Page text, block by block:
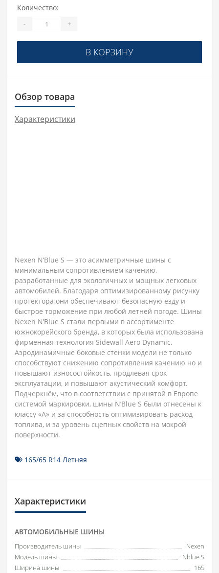
Количество:
- +
В КОРЗИНУ
Обзор товара
Характеристики
Nexen N’Blue S — это асимметричные шины с
минимальным сопротивлением качению,
разработанные для экологичных и мощных легковых
автомобилей. Благодаря оптимизированному рисунку
протектора они обеспечивают безопасную езду и
быстрое торможение при любой летней погоде. Шины
Nexen N’Blue S стали первыми в ассортименте
южнокорейского бренда, в которых была использована
фирменная технология Sidewall Aero Dynamic.
Аэродинамичные боковые стенки модели не только
способствуют снижению сопротивления качению но и
повышают износостойкость, продлевая срок
эксплуатации, и повышают акустический комфорт.
Подчеркнём, что в соответствии с принятой в Европе
системой маркировки, шины N’Blue S были отнесены к
классу «А» и за способность оптимизировать расход
топлива, и за уровень сцепных свойств на мокрой
поверхности.
165/65 R14 Летняя
Характеристики
АВТОМОБИЛЬНЫЕ ШИНЫ
Производитель шины
Nexen
Модель шины
Nblue S
Ширина шины
165